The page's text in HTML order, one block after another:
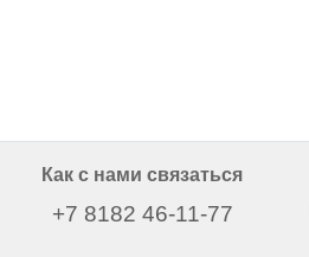
Как с нами связаться
+7 8182 46-11-77